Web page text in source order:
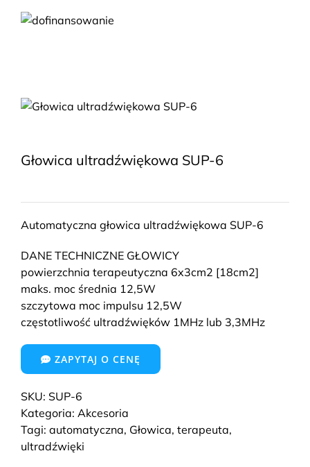
Głowica ultradźwiękowa SUP-6
Automatyczna głowica ultradźwiękowa SUP-6
DANE TECHNICZNE GŁOWICY
powierzchnia terapeutyczna 6x3cm2 [18cm2]
maks. moc średnia 12,5W
szczytowa moc impulsu 12,5W
częstotliwość ultradźwięków 1MHz lub 3,3MHz
ZAPYTAJ O CENĘ
SKU: SUP-6
Kategoria: Akcesoria
Tagi: automatyczna, Głowica, terapeuta,
ultradźwięki